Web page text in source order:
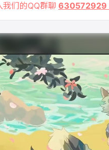
们的QQ群聊 630572929